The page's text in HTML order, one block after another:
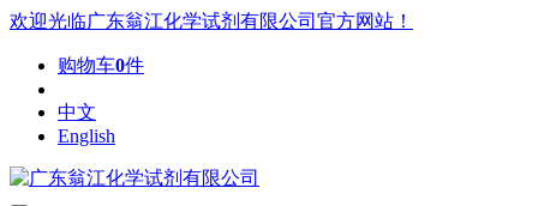
欢迎光临广东翁江化学试剂有限公司官方网站！
购物车0件
中文
English